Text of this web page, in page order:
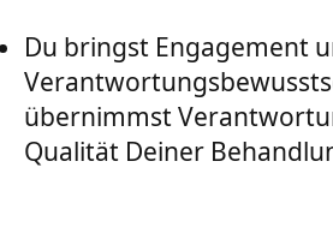
Du bringst Engagement
übernimmst
Qualität Deiner